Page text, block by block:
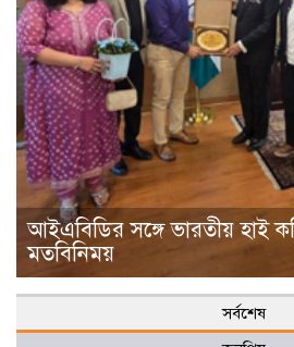
আইএবিডির সঙ্গে ভারতীয় হাই
মতবিনিময়
সর্বশেষ